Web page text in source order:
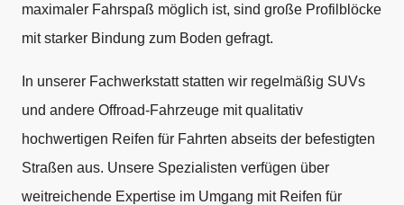
maximaler Fahrspaß möglich ist, sind große Profilblöcke
mit starker Bindung zum Boden gefragt.
In unserer Fachwerkstatt statten wir regelmäßig SUVs
und andere Offroad-Fahrzeuge mit qualitativ
hochwertigen Reifen für Fahrten abseits der befestigten
Straßen aus. Unsere Spezialisten verfügen über
weitreichende Expertise im Umgang mit Reifen für